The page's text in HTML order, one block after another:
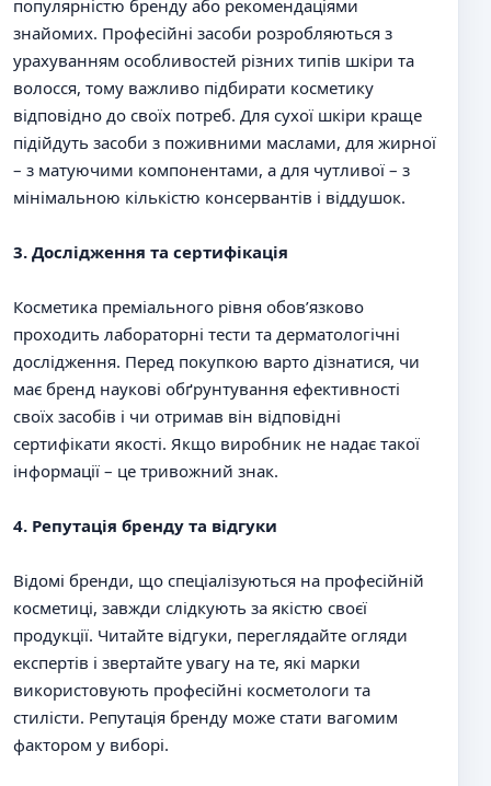
популярністю бренду або рекомендаціями
знайомих. Професійні засоби розробляються з
урахуванням особливостей різних типів шкіри та
волосся, тому важливо підбирати косметику
відповідно до своїх потреб. Для сухої шкіри краще
підійдуть засоби з поживними маслами, для жирної
– з матуючими компонентами, а для чутливої – з
мінімальною кількістю консервантів і віддушок.
3. Дослідження та сертифікація
Косметика преміального рівня обов’язково
проходить лабораторні тести та дерматологічні
дослідження. Перед покупкою варто дізнатися, чи
має бренд наукові обґрунтування ефективності
своїх засобів і чи отримав він відповідні
сертифікати якості. Якщо виробник не надає такої
інформації – це тривожний знак.
4. Репутація бренду та відгуки
Відомі бренди, що спеціалізуються на професійній
косметиці, завжди слідкують за якістю своєї
продукції. Читайте відгуки, переглядайте огляди
експертів і звертайте увагу на те, які марки
використовують професійні косметологи та
стилісти. Репутація бренду може стати вагомим
фактором у виборі.